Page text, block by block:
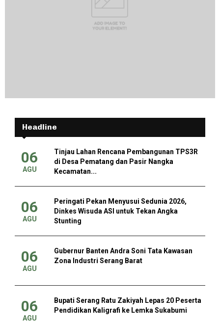
Headline
06
AGU
Tinjau Lahan Rencana Pembangunan TPS3R
di Desa Pematang dan Pasir Nangka
Kecamatan...
06
AGU
Peringati Pekan Menyusui Sedunia 2026,
Dinkes Wisuda ASI untuk Tekan Angka
Stunting
06
AGU
Gubernur Banten Andra Soni Tata Kawasan
Zona Industri Serang Barat
06
AGU
Bupati Serang Ratu Zakiyah Lepas 20 Peserta
Pendidikan Kaligrafi ke Lemka Sukabumi